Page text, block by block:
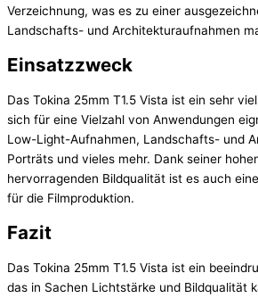
Verzeichnung, was es zu einer
Landschafts- und Architekturaufnahmen
Einsatzzweck
Das Tokina 25mm T1.5 Vista ist ein sehr
sich für eine Vielzahl von Anwendungen
Low-Light-Aufnahmen, Landschafts- und
Porträts und vieles mehr. Dank seiner
hervorragenden Bildqualität ist es auch
für die Filmproduktion.
Fazit
Das Tokina 25mm T1.5 Vista ist ein
das in Sachen Lichtstärke und Bildqualität